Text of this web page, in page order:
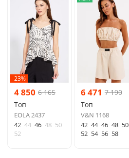
-23%
4 850 6 165
Топ
EOLA 2437
42 44 46 48 50
52
6 471 7 190
Топ
V&N 1168
42 44 46 48 50
52 54 56 58